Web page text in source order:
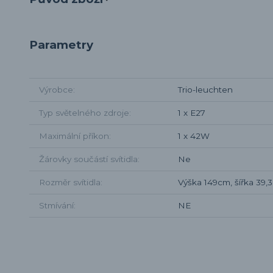
Parametry
Výrobce Trio-leuchten
Typ světelného zdroje 1 x E27
Maximální příkon 1 x 42W
Žárovky součástí svítidla Ne
Rozměr svítidla Výška 149cm, šířka
Stmívání NE